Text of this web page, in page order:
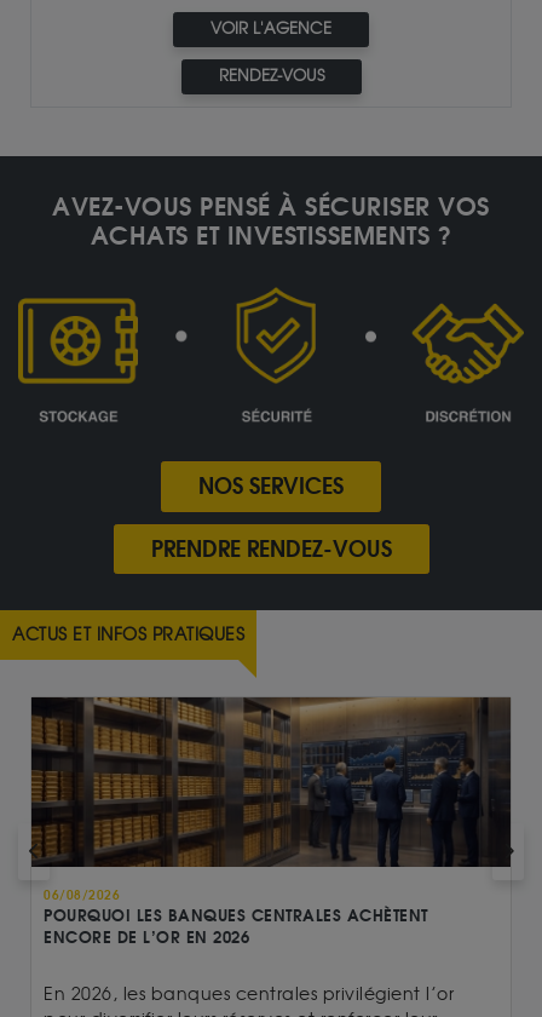
VOIR L'AGENCE
RENDEZ-VOUS
AVEZ-VOUS PENSÉ À SÉCURISER VOS
ACHATS ET INVESTISSEMENTS ?
NOS SERVICES
PRENDRE RENDEZ-VOUS
ACTUS ET INFOS PRATIQUES
06/08/2026
POURQUOI LES BANQUES CENTRALES ACHÈTENT
ENCORE DE L’OR EN 2026
En 2026, les banques centrales privilégient l’or